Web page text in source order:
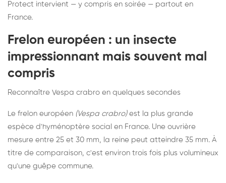
Protect intervient — y compris en soirée — partout en
France.
Frelon européen : un insecte
impressionnant mais souvent mal
compris
Reconnaître Vespa crabro en quelques secondes
Le frelon européen (Vespa crabro)est la plus grande
espèce d'hyménoptère social en France. Une ouvrière
mesure entre 25 et 30 mm, la reine peut atteindre 35 mm. À
titre de comparaison, c'est environ trois fois plus volumineux
qu'une guêpe commune.